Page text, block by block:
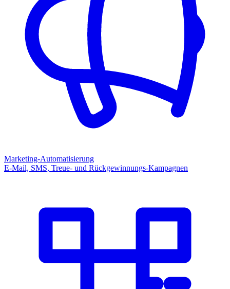
Marketing-Automatisierung
E-Mail, SMS, Treue- und Rückgewinnungs-Kampagnen